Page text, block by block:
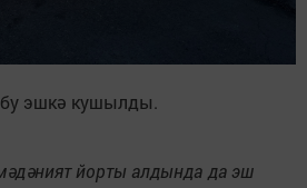
эшкә кушылды.
йорты алдында да эш